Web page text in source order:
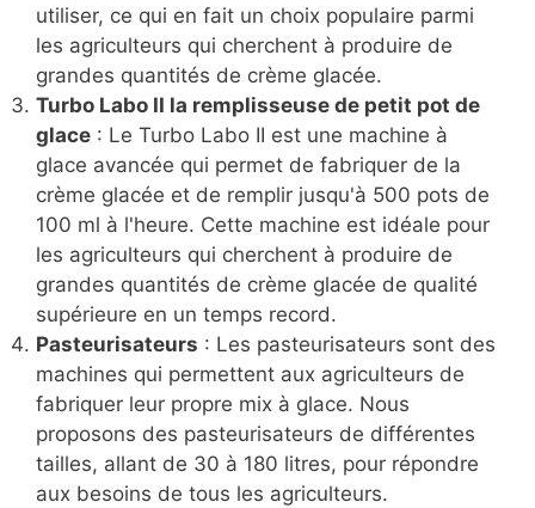
utiliser, ce qui en fait un choix populaire parmi
les agriculteurs qui cherchent à produire de
grandes quantités de crème glacée.
Turbo Labo II la remplisseuse de petit pot de
glace : Le Turbo Labo II est une machine à
glace avancée qui permet de fabriquer de la
crème glacée et de remplir jusqu'à 500 pots de
100 ml à l'heure. Cette machine est idéale pour
les agriculteurs qui cherchent à produire de
grandes quantités de crème glacée de qualité
supérieure en un temps record.
Pasteurisateurs : Les pasteurisateurs sont des
machines qui permettent aux agriculteurs de
fabriquer leur propre mix à glace. Nous
proposons des pasteurisateurs de différentes
tailles, allant de 30 à 180 litres, pour répondre
aux besoins de tous les agriculteurs.